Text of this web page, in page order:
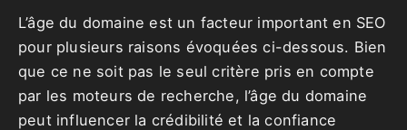
L’âge du domaine est un facteur important en SEO
pour plusieurs raisons évoquées ci-dessous. Bien
que ce ne soit pas le seul critère pris en compte
par les moteurs de recherche, l’âge du domaine
peut influencer la crédibilité et la confiance